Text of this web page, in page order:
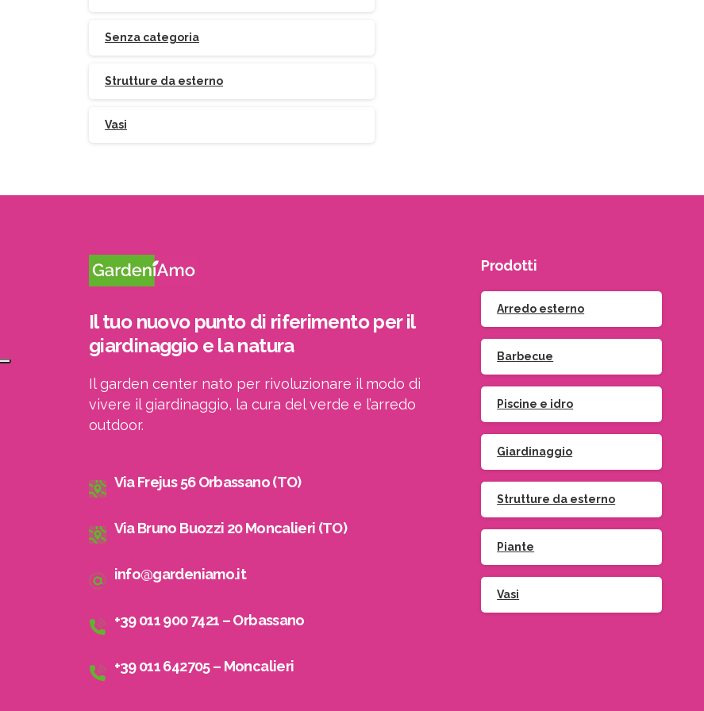
Senza categoria
Strutture da esterno
Vasi
Il tuo nuovo punto di riferimento per il
giardinaggio e la natura
Il garden center nato per rivoluzionare il modo di
vivere il giardinaggio, la cura del verde e l’arredo
outdoor.
Via Frejus 56 Orbassano (TO)
Via Bruno Buozzi 20 Moncalieri (TO)
info@gardeniamo.it
+39 011 900 7421 – Orbassano
+39 011 642705 – Moncalieri
Prodotti
Arredo esterno
Barbecue
Piscine e idro
Giardinaggio
Strutture da esterno
Piante
Vasi